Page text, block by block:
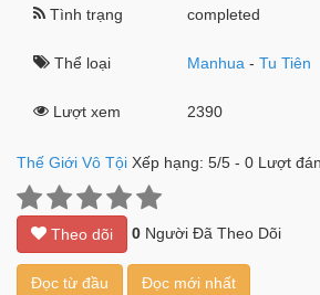
Tình trạng completed
Thể loại Manhua -Tu Tiên
Lượt xem 2390
Thế Giới Vô Tội Xếp hạng: 5/5 - 0 Lượt
Theo dõi 0 Người Đã Theo Dõi
Đọc từ đầu Đọc mới nhất